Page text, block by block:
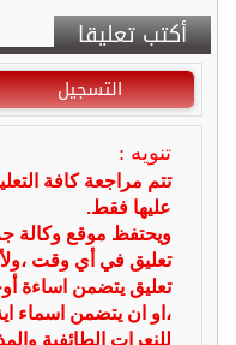
أكتب تعليقا
التسجيل
تنويه :
تتم مراجعة كافة
عليها فقط.
ويحتفظ موقع وكالة
تعليق في أي وقت
تعليق يتضمن اساءة
،او ان يتضمن اسماء
للنعرات الطائفية